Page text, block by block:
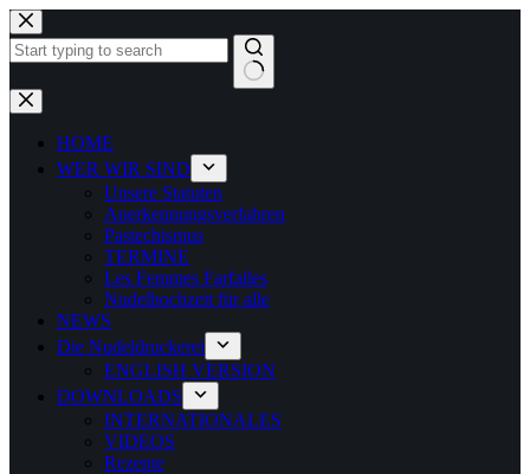
Zum
Inhalt
springen
Keine
Ergebnisse
HOME
WER WIR SIND
Unsere Statuten
Anerkennungsverfahren
Pastechismus
TERMINE
Les Femmes Farfalles
Nudelhochzeit für alle
NEWS
Die Nudeldruckerei
ENGLISH VERSION
DOWNLOADS
INTERNATIONALES
VIDEOS
Rezepte